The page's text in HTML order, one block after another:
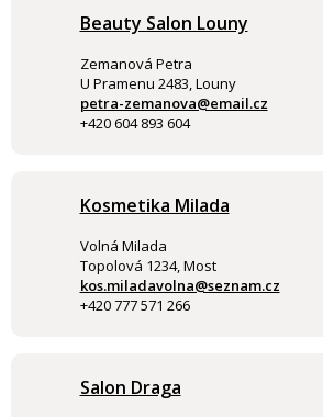
Beauty Salon Louny
Zemanová Petra
U Pramenu 2483, Louny
petra-zemanova@email.cz
+420 604 893 604
Kosmetika Milada
Volná Milada
Topolová 1234, Most
kos.miladavolna@seznam.cz
+420 777 571 266
Salon Draga